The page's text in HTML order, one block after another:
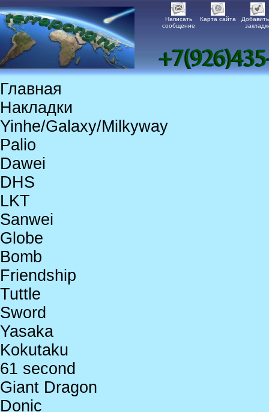
Написать
сообщение
Карта сайта
Главная
Накладки
Yinhe/Galaxy/Milkyway
Palio
Dawei
DHS
LKT
Sanwei
Globe
Bomb
Friendship
Tuttle
Sword
Yasaka
Kokutaku
61 second
Giant Dragon
Donic